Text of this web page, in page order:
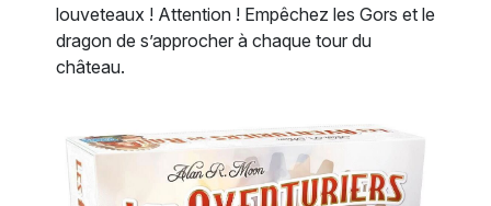
louveteaux ! Attention ! Empêchez les Gors et le
dragon de s’approcher à chaque tour du
château.